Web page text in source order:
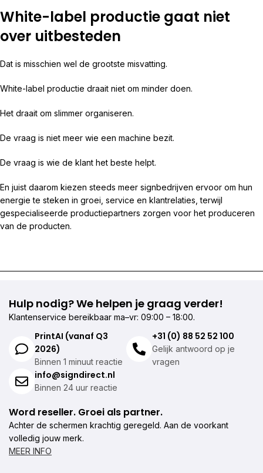
White-label productie gaat niet
over uitbesteden
Dat is misschien wel de grootste misvatting.
White-label productie draait niet om minder doen.
Het draait om slimmer organiseren.
De vraag is niet meer wie een machine bezit.
De vraag is wie de klant het beste helpt.
En juist daarom kiezen steeds meer signbedrijven ervoor om hun
energie te steken in groei, service en klantrelaties, terwijl
gespecialiseerde productiepartners zorgen voor het produceren
van de producten.
Hulp nodig? We helpen je graag verder!
Klantenservice bereikbaar ma–vr: 09:00 – 18:00.
PrintAI (vanaf Q3
2026)
Binnen 1 minuut reactie
+31 (0) 88 52 52 100
Gelijk antwoord op je
vragen
info@signdirect.nl
Binnen 24 uur reactie
Word reseller. Groei als partner.
Achter de schermen krachtig geregeld. Aan de voorkant
volledig jouw merk.
MEER INFO